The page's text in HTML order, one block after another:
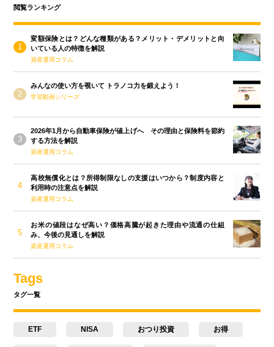
閲覧ランキング
変額保険とは？どんな種類がある？メリット・デメリットと向
いている人の特徴を解説
資産運用コラム
みんなの使い方を覗いて トラノコ力を鍛えよう！
学習動画シリーズ
2026年1月から自動車保険が値上げへ その理由と保険料を節約
する方法を解説
資産運用コラム
高校無償化とは？所得制限なしの支援はいつから？制度内容と
利用時の注意点を解説
資産運用コラム
お米の値段はなぜ高い？価格高騰が起きた理由や流通の仕組
み、今後の見通しを解説
資産運用コラム
Tags
タグ一覧
ETF NISA おつり投資 お得